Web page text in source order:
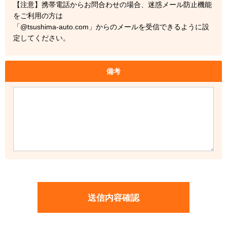
【注意】携帯電話からお問合わせの場合、迷惑メール防止機能
をご利用の方は
「@tsushima-auto.com」からのメールを受信できるように設
定してください。
備考